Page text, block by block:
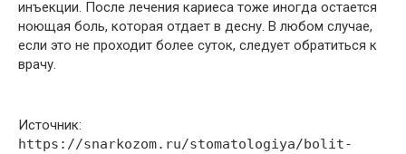
инъекции. После лечения кариеса тоже иногда остается
ноющая боль, которая отдает в десну. В любом случае,
если это не проходит более суток, следует обратиться к
врачу.
Источник:
https://snarkozom.ru/stomatologiya/bolit-